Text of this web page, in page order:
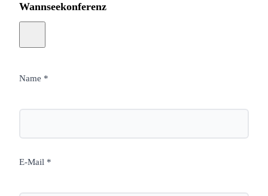
Wannseekonferenz
Name *
E-Mail *